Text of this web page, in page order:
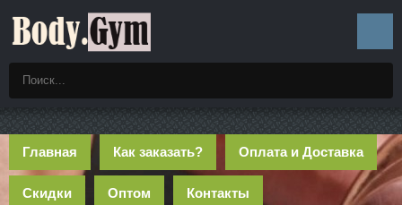
Главная Как заказать? Оплата и Доставка
Скидки Оптом Контакты